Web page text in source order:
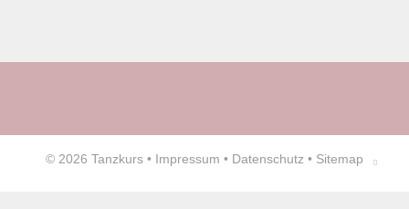
© 2026 Tanzkurs • Impressum • Datenschutz • Sitemap